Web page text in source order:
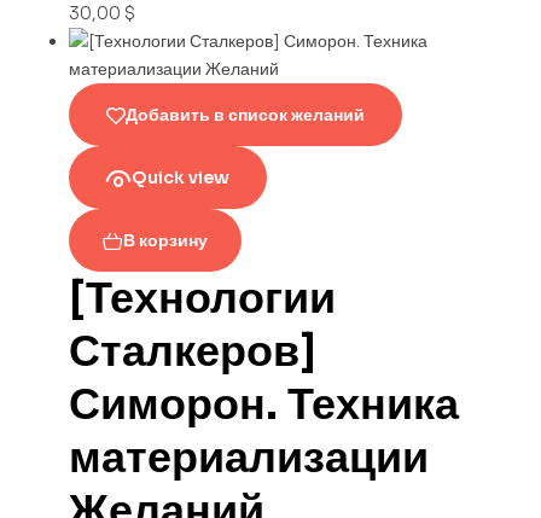
30,00 $
Добавить в список желаний
Quick view
В корзину
[Технологии
Сталкеров]
Симорон. Техника
материализации